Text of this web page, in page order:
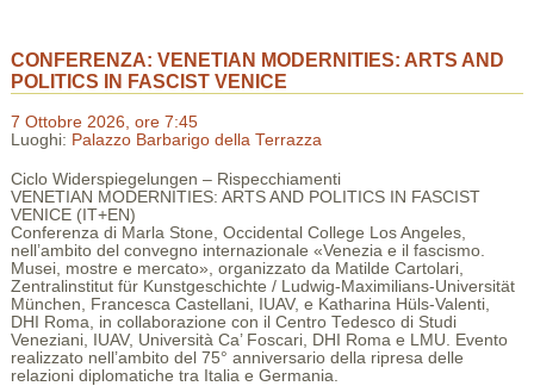
CONFERENZA: VENETIAN MODERNITIES: ARTS AND
POLITICS IN FASCIST VENICE
7 Ottobre 2026, ore 7:45
Luoghi: Palazzo Barbarigo della Terrazza
Ciclo Widerspiegelungen – Rispecchiamenti
VENETIAN MODERNITIES: ARTS AND POLITICS IN FASCIST
VENICE (IT+EN)
Conferenza di Marla Stone, Occidental College Los Angeles,
nell’ambito del convegno internazionale «Venezia e il fascismo.
Musei, mostre e mercato», organizzato da Matilde Cartolari,
Zentralinstitut für Kunstgeschichte / Ludwig-Maximilians-Universität
München, Francesca Castellani, IUAV, e Katharina Hüls-Valenti,
DHI Roma, in collaborazione con il Centro Tedesco di Studi
Veneziani, IUAV, Università Ca’ Foscari, DHI Roma e LMU. Evento
realizzato nell’ambito del 75° anniversario della ripresa delle
relazioni diplomatiche tra Italia e Germania.